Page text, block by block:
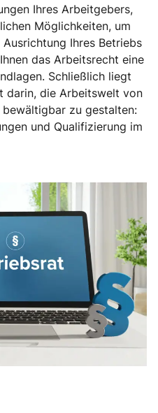
Ihres Arbeitgebers,
Möglichkeiten, um
Ihres Betriebs
das Arbeitsrecht eine
Schließlich liegt
darin, die Arbeitswelt von
zu gestalten:
und Qualifizierung im